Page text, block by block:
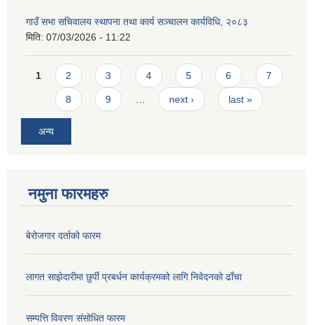
गाउँ सभा सचिवालय स्थापना तथा कार्य सञ्चालन कार्यविधि, २०८३
मिति: 07/03/2026 - 11:22
Pages
1 2 3 4 5 6 7
8 9 next › last »
अन्य
नमुना फारमहरु
बेरोजगार दर्ताको फारम
लागत साझेदारीमा छुर्पी प्रबर्धन कार्यक्रमको लागि निवेदनको ढाँचा
सम्पत्ति विवरण संसोधित फारम